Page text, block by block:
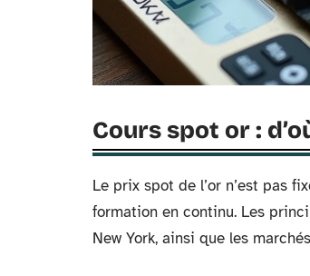
Cours spot or :
Le prix spot de l’or n’est pas
formation en continu. Les
New York, ainsi que les